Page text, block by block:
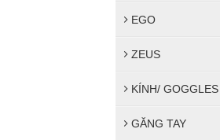
EGO
ZEUS
KÍNH/ GOGGLES
GĂNG TAY